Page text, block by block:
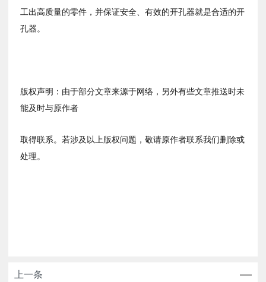
工出高质量的零件，并保证安全、有效的开孔器就是合适的开
孔器。
版权声明：由于部分文章来源于网络，另外有些文章推送时未
能及时与原作者
取得联系。若涉及以上版权问题，敬请原作者联系我们删除或
处理。
上一条